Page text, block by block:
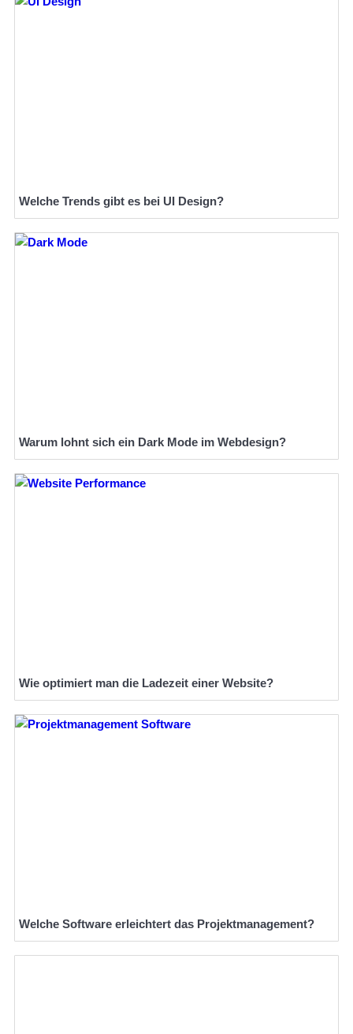
Welche Trends gibt es bei UI Design?
Warum lohnt sich ein Dark Mode im Webdesign?
Wie optimiert man die Ladezeit einer Website?
Welche Software erleichtert das Projektmanagement?